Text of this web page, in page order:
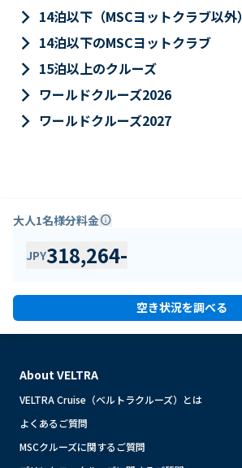
keyboard_arrow_right 14泊以下（MSCヨットクラブ以外）
keyboard_arrow_right 14泊以下のMSCヨットクラブ
keyboard_arrow_right 15泊以上のクルーズ
keyboard_arrow_right ワールドクルーズ2026
keyboard_arrow_right ワールドクルーズ2027
大人1名様分料金info
JPY318,264-
空き状況を調べる
About VELTRA
VELTRA Cruise（ベルトラクルーズ）とは
よくあるご質問
MSCクルーズに関するご質問